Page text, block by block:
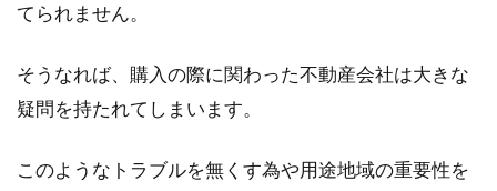
ように対応したらいいの？
賃の値上げをお願いする通知が手元に届くこと
てられません。
そうなれば、購入の際に関わった不動産会社は大きな
疑問を持たれてしまいます。
このようなトラブルを無くす為や用途地域の重要性を